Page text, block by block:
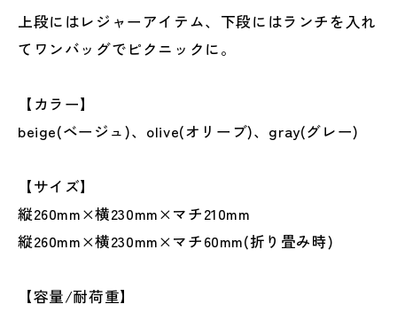
上段にはレジャーアイテム、下段にはランチを入れ
てワンバッグでピクニックに。
【カラー】
beige(ベージュ)、olive(オリーブ)、gray(グレー)
【サイズ】
縦260mm×横230mm×マチ210mm
縦260mm×横230mm×マチ60mm(折り畳み時)
【容量/耐荷重】